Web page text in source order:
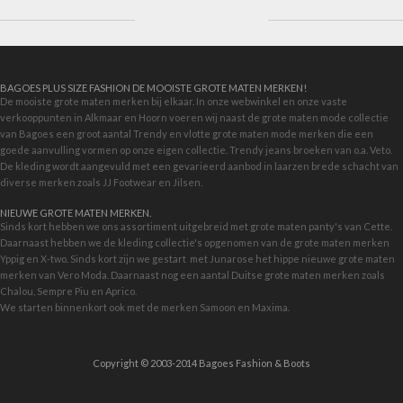
BAGOES PLUS SIZE FASHION DE MOOISTE GROTE MATEN MERKEN!
De mooiste grote maten merken bij elkaar. In onze webwinkel en onze vaste
verkooppunten in Alkmaar en Hoorn voeren wij naast de grote maten mode collectie
van Bagoes een groot aantal Trendy en vlotte grote maten mode merken die een
goede aanvulling vormen op onze eigen collectie. Trendy jeans broeken van o.a. Veto.
De kleding wordt aangevuld met een gevarieerd aanbod in laarzen brede schachtvan
diverse merken zoals JJ Footwear en Jilsen.
NIEUWE GROTE MATEN MERKEN.
Sinds kort hebben we ons assortiment uitgebreid met grote maten panty's van Cette.
Daarnaast hebben we de kleding collectie's opgenomen van de grote maten merken
Yppig en X-two. Sinds kort zijn we gestart met Junarose het hippe nieuwe grote maten
merken van Vero Moda. Daarnaast nog een aantal Duitse grote maten merken zoals
Chalou, Sempre Piu en Aprico.
We starten binnenkort ook met de merken Samoon en Maxima.
Copyright © 2003-2014 Bagoes Fashion & Boots